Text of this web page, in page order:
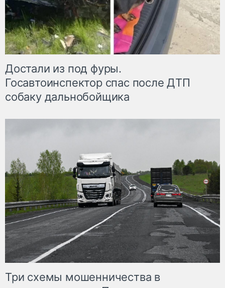
Достали из под фуры.
Госавтоинспектор спас после ДТП
собаку дальнобойщика
Три схемы мошенничества в